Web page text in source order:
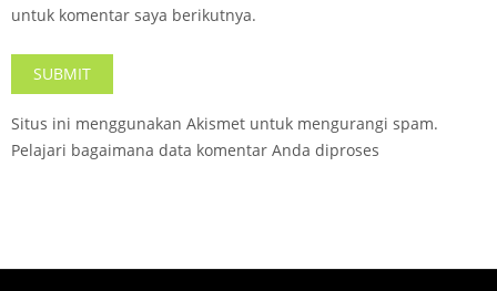
untuk komentar saya berikutnya.
Situs ini menggunakan Akismet untuk mengurangi spam.
Pelajari bagaimana data komentar Anda diproses